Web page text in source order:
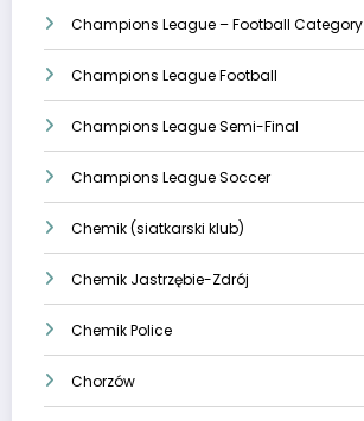
Champions League – Football Category
Champions League Football
Champions League Semi-Final
Champions League Soccer
Chemik (siatkarski klub)
Chemik Jastrzębie-Zdrój
Chemik Police
Chorzów